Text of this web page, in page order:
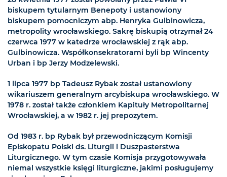
biskupem tytularnym Benepoty i ustanowiony
biskupem pomocniczym abp. Henryka Gulbinowicza,
metropolity wrocławskiego. Sakrę biskupią otrzymał 24
czerwca 1977 w katedrze wrocławskiej z rąk abp.
Gulbinowicza. Współkonsekratorami byli bp Wincenty
Urban i bp Jerzy Modzelewski.
1 lipca 1977 bp Tadeusz Rybak został ustanowiony
wikariuszem generalnym arcybiskupa wrocławskiego. W
1978 r. został także członkiem Kapituły Metropolitarnej
Wrocławskiej, a w 1982 r. jej prepozytem.
Od 1983 r. bp Rybak był przewodniczącym Komisji
Episkopatu Polski ds. Liturgii i Duszpasterstwa
Liturgicznego. W tym czasie Komisja przygotowywała
niemal wszystkie księgi liturgiczne, jakimi posługujemy